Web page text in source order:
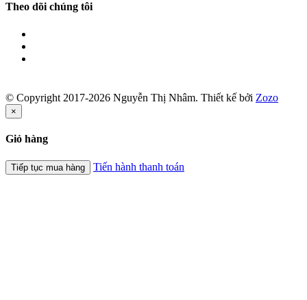
Theo dõi chúng tôi
© Copyright 2017-2026 Nguyễn Thị Nhâm. Thiết kế bởi Zozo
×
Giỏ hàng
Tiếp tục mua hàng Tiến hành thanh toán